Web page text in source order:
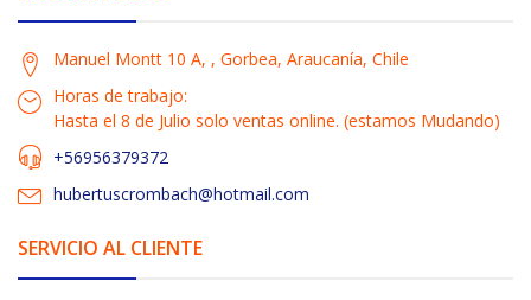
Manuel Montt 10 A, , Gorbea, Araucanía, Chile
Horas de trabajo:
Hasta el 8 de Julio solo ventas online. (estamos Mudando)
+56956379372
hubertuscrombach@hotmail.com
SERVICIO AL CLIENTE